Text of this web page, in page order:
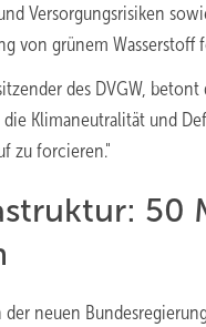
Versorgungsrisiken
von grünem
des DVGW,
die Klimaneutralität und
zu forcieren."
50
der neuen